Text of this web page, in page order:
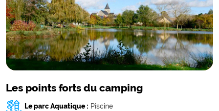
Les points forts du camping
Le parc Aquatique : Piscine